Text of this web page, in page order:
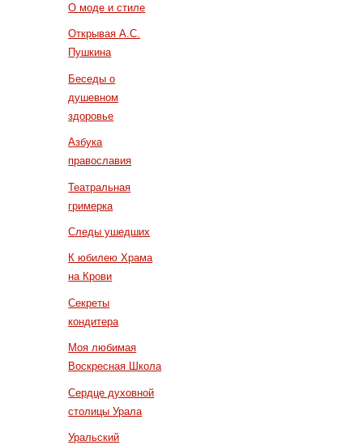
О моде и стиле
Открывая А.С.
Пушкина
Беседы о
душевном
здоровье
Азбука
православия
Театральная
гримерка
Следы ушедших
К юбилею Храма
на Крови
Секреты
кондитера
Моя любимая
Воскресная Школа
Сердце духовной
столицы Урала
Уральский